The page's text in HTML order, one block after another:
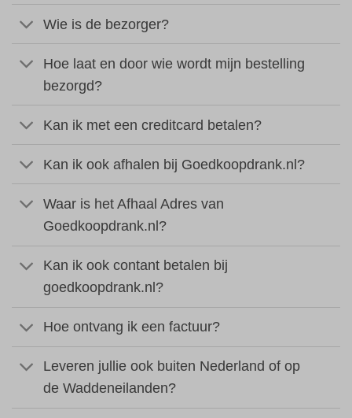
Wie is de bezorger?
Hoe laat en door wie wordt mijn bestelling
bezorgd?
Kan ik met een creditcard betalen?
Kan ik ook afhalen bij Goedkoopdrank.nl?
Waar is het Afhaal Adres van
Goedkoopdrank.nl?
Kan ik ook contant betalen bij
goedkoopdrank.nl?
Hoe ontvang ik een factuur?
Leveren jullie ook buiten Nederland of op
de Waddeneilanden?